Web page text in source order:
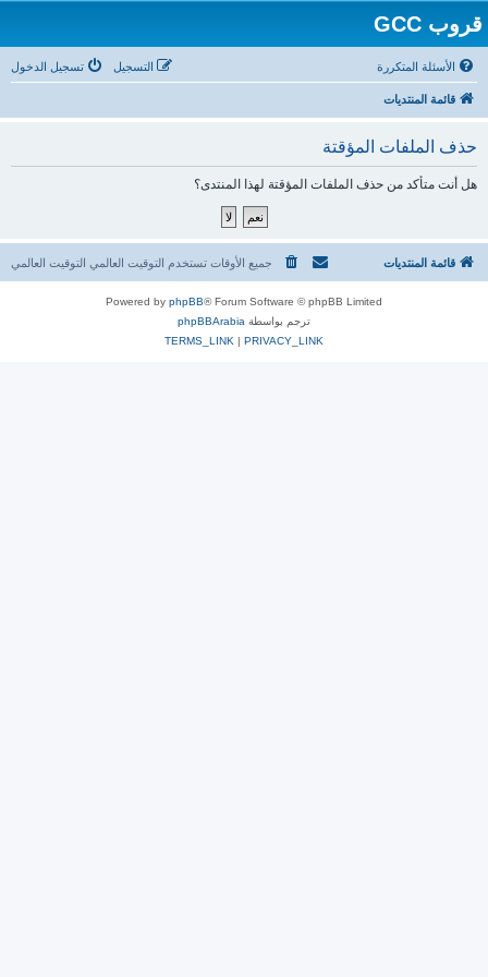
قروب GCC
الأسئلة المتكررة تسجيل الدخول التسجيل
قائمة المنتديات
حذف الملفات المؤقتة
هل أنت متأكد من حذف الملفات المؤقتة لهذا المنتدى؟
قائمة المنتديات جميع الأوقات تستخدم التوقيت العالمي التوقيت العالمي
Powered by phpBB® Forum Software © phpBB Limited
ترجم بواسطة phpBBArabia
PRIVACY_LINK
|
TERMS_LINK